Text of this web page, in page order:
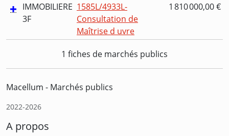
IMMOBILIERE
3F
1585L/4933L-
Consultation de
Maîtrise d uvre
1 810 000,00 €
1 fiches de marchés publics
Macellum - Marchés publics
2022-2026
A propos